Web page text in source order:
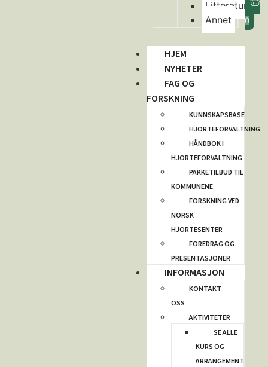
Litteratur
Annet
HJEM
NYHETER
FAG OG
FORSKNING
KUNNSKAPSBASE
HJORTEFORVALTNING
HÅNDBOK I
HJORTEFORVALTNING
PAKKETILBUD TIL
KOMMUNENE
FORSKNING VED
NORSK
HJORTESENTER
FOREDRAG OG
PRESENTASJONER
INFORMASJON
KONTAKT
OSS
AKTIVITETER
SE ALLE
KURS OG
ARRANGEMENT
0